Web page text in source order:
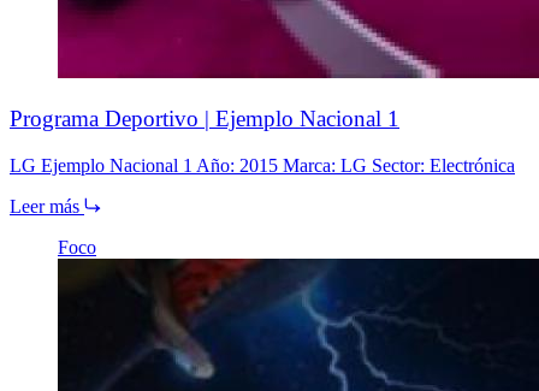
Programa Deportivo | Ejemplo Nacional 1
LG Ejemplo Nacional 1 Año: 2015 Marca: LG Sector: Electrónica
Leer más
Foco